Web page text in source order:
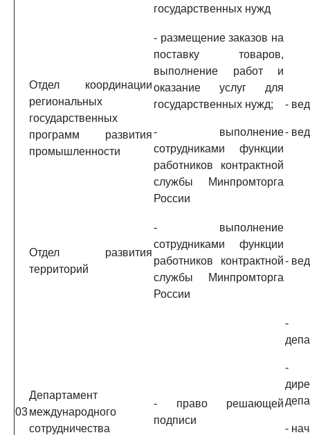
государственных нужд
Отдел координации
региональных
государственных
программ развития
промышленности
- размещение заказов на
поставку товаров,
выполнение работ и
оказание услуг для
государственных нужд;
- выполнение
сотрудниками функции
работников контрактной
службы Минпромторга
России
-
-
Отдел развития
территорий
- выполнение
сотрудниками функции
работников контрактной
службы Минпромторга
России
-
03
Департамент
международного
сотрудничества
- право решающей
подписи
-
-
-